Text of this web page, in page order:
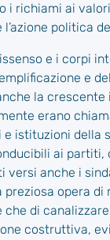
i richiami ai
l’azione politica
e i corpi
e
la crescente
erano
e istituzioni della
ai partiti,
versi anche i
opera di
di
costruttiva,